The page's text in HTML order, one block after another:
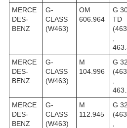
MERCE
DES-
BENZ
G-
CLASS
(W463)
OM
606.964
G
TD
MERCE
DES-
BENZ
G-
CLASS
(W463)
M
104.996
G
MERCE
DES-
BENZ
G-
CLASS
(W463)
M
112.945
G